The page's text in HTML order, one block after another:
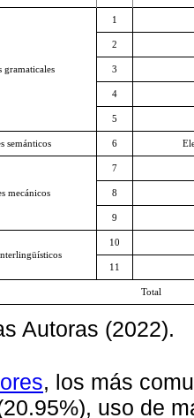
gramaticales
1
2
3
4
5
semánticos 6
mecánicos
7
8
9
10
11
Total
Autoras (2022).
, los más
uso de